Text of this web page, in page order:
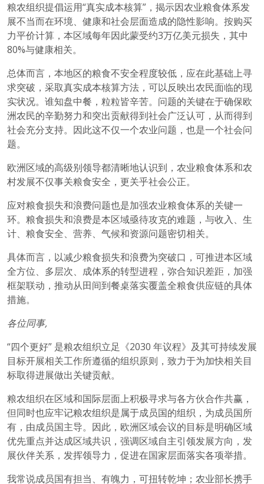
粮农组织提倡运用“真实成本核算”，揭示因农业粮食体系发
展不当而在环境、健康和社会层面造成的隐性影响。按购买
力平价计算，本区域每年因此蒙受约3万亿美元损失，其中
80%与健康相关。
总体而言，本地区的粮食不安全程度较低，应在此基础上寻
求突破，采取真实成本核算方法，可以反映出农民面临的现
实状况。谁知盘中餐，粒粒皆辛苦。问题的关键在于确保欧
洲农民的辛勤努力和突出贡献得到社会广泛认可，从而得到
社会充分支持。因此这不仅一个农业问题，也是一个社会问
题。
欧洲区域的高级别领导都清晰地认识到，农业粮食体系和农
村发展不仅事关粮食安全，更关乎社会公正。
应对粮食损失和浪费问题也是加强农业粮食体系的关键一
环。粮食损失和浪费是本区域亟待攻克的难题，与收入、生
计、粮食安全、营养、气候和资源问题密切相关。
具体而言，以减少粮食损失和浪费为突破口，可推进本区域
全方位、多层次、成体系的转型进程，弥合知识差距，加强
框架联动，推动从田间到餐桌落实覆盖全粮食供应链的具体
措施。
各位同事,
“四个更好” 是粮农组织立足《2030 年议程》及其可持续发展
目标开展相关工作所遵循的组织原则，致力于为加快相关目
标取得进展做出关键贡献。
粮农组织在区域和国际层面上积极寻求与各方伙合作共赢，
但同时也应牢记粮农组织是属于成员国的组织，为成员国所
有，由成员国主导。因此，欧洲区域会议的目标是明确区域
优先重点并达成区域共识，强调区域自主引领发展方向，发
展伙伴关系，发挥领导力，促进在国家层面落实各项举措。
我常说成员国有担当、有魄力，可扭转乾坤；农业部长携手